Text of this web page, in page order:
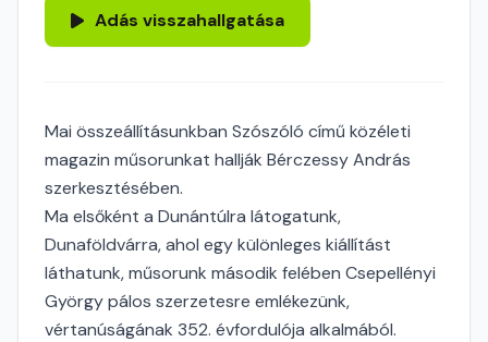
Adás visszahallgatása
Mai összeállításunkban Szószóló című közéleti
magazin műsorunkat hallják Bérczessy András
szerkesztésében.
Ma elsőként a Dunántúlra látogatunk,
Dunaföldvárra, ahol egy különleges kiállítást
láthatunk, műsorunk második felében Csepellényi
György pálos szerzetesre emlékezünk,
vértanúságának 352. évfordulója alkalmából.